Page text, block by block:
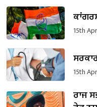
15th
15th
ਰਾਜ